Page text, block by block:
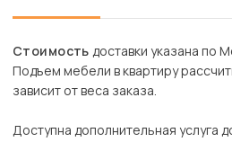
Стоимость доставки указана по
Подъем мебели в квартиру
зависит от веса заказа.
Доступна дополнительная услуга